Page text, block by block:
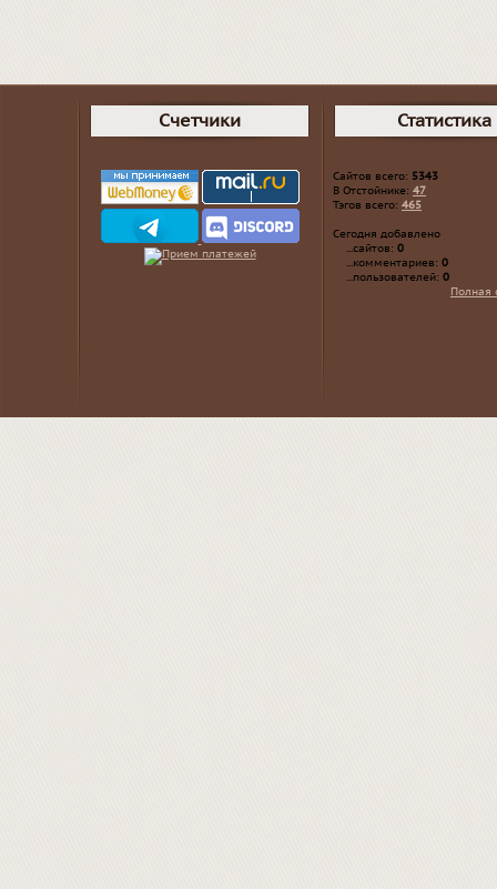
Счетчики Статистика
Сайтов всего: 5343
В Отстойнике: 47
Тэгов всего: 465
Сегодня добавлено
...сайтов: 0
...комментариев: 0
...пользователей: 0
Полная